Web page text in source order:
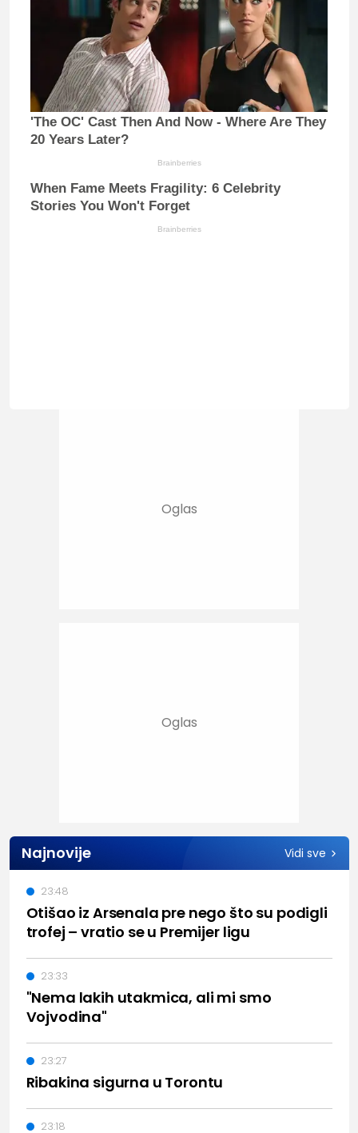
'The OC' Cast Then And Now - Where Are They
20 Years Later?
Brainberries
When Fame Meets Fragility: 6 Celebrity
Stories You Won't Forget
Brainberries
Najnovije Vidi sve
Otišao iz Arsenala pre nego što su podigli
trofej – vratio se u Premijer ligu
23:48
"Nema lakih utakmica, ali mi smo
Vojvodina"
23:33
Ribakina sigurna u Torontu
23:27
23:18